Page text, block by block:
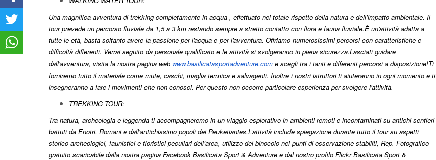
Una magnifica avventura di trekking completamente in acqua , effettuato nel totale rispetto della natura e dell’impatto ambientale. Il
tour prevede un percorso fluviale da 1,5 a 3 km restando sempre a stretto contatto con flora e fauna fluviale.È un'attività adatta a
tutte le età, basta soltanto avere la passione per l'acqua e per l'avventura. Offriamo numerosissimi percorsi con caratteristiche e
difficoltà differenti. Verrai seguito da personale qualificato e le attività si svolgeranno in piena sicurezza.Lasciati guidare
dall'avventura, visita la nostra pagina web www.basilicatasportadventure.com e scegli tra i tanti e differenti percorsi a disposizione!Ti
forniremo tutto il materiale come mute, caschi, maglia termica e salvagenti. Inoltre i nostri istruttori ti aiuteranno in ogni momento e ti
insegneranno a fare i movimenti che non conosci. Per questo non occorre particolare esperienza per svolgere l'attività.
TREKKING TOUR:
Tra natura, archeologia e leggenda ti accompagneremo in un viaggio esplorativo in ambienti remoti e incontaminati su antichi sentieri
battuti da Enotri, Romani e dall'antichissimo popoli dei Peuketiantes.L’attività include spiegazione durante tutto il tour su aspetti
storico-archeologici, faunistici e floristici peculiari dell’area, utilizzo del binocolo nei punti di osservazione stabiliti, Rep. Fotografico
gratuito scaricabile dalla nostra pagina Facebook Basilicata Sport & Adventure e dal nostro profilo Flickr Basilicata Sport &